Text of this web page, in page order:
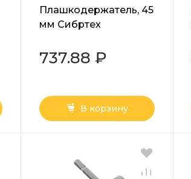
Плашкодержатель, 45
мм Сибртех
737.88 ₽
В корзину